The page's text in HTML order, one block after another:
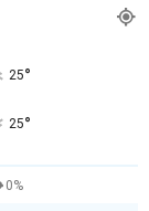
25°
25°
0%